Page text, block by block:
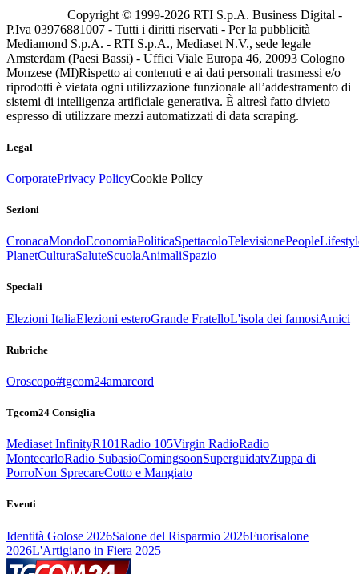
Copyright © 1999-2026 RTI S.p.A. Business Digital -
P.Iva 03976881007 - Tutti i diritti riservati - Per la pubblicità
Mediamond S.p.A. - RTI S.p.A., Mediaset N.V., sede legale
Amsterdam (Paesi Bassi) - Uffici Viale Europa 46, 20093 Cologno
Monzese (MI)Rispetto ai contenuti e ai dati personali trasmessi e/o
riprodotti è vietata ogni utilizzazione funzionale all’addestramento di
sistemi di intelligenza artificiale generativa. È altresì fatto divieto
espresso di utilizzare mezzi automatizzati di data scraping.
Legal
CorporatePrivacy PolicyCookie Policy
Sezioni
CronacaMondoEconomiaPoliticaSpettacoloTelevisionePeople
PlanetCulturaSaluteScuolaAnimaliSpazio
Speciali
Elezioni ItaliaElezioni esteroGrande FratelloL'isola dei famosiAmici
Rubriche
Oroscopo#tgcom24amarcord
Tgcom24 Consiglia
Mediaset InfinityR101Radio 105Virgin RadioRadio
MontecarloRadio SubasioComingsoonSuperguidatvZuppa di
PorroNon SprecareCotto e Mangiato
Eventi
Identità Golose 2026Salone del Risparmio 2026Fuorisalone
2026L'Artigiano in Fiera 2025